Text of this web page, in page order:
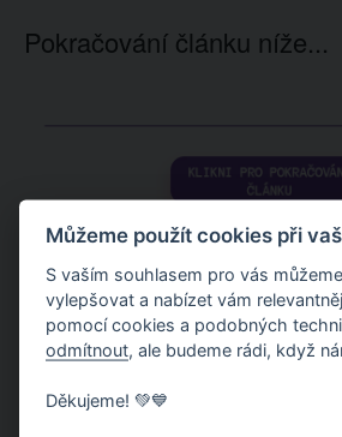
Pokračování článku níže...
Můžeme použít cookies při
S vaším souhlasem pro vás
vylepšovat a nabízet vám
pomocí cookies a podobných
odmítnout, ale budeme rádi, když
Děkujeme! 💚💙